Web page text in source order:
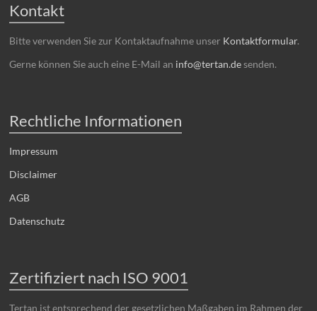
Kontakt
Bitte verwenden Sie zur Kontaktaufnahme unser Kontaktformular.
Gerne können Sie auch eine E-Mail an info@tertan.desenden.
Rechtliche Informationen
Impressum
Disclaimer
AGB
Datenschutz
Zertifiziert nach ISO 9001
Tertan ist entsprechend der gesetzlichen Maßgaben im Rahmen der